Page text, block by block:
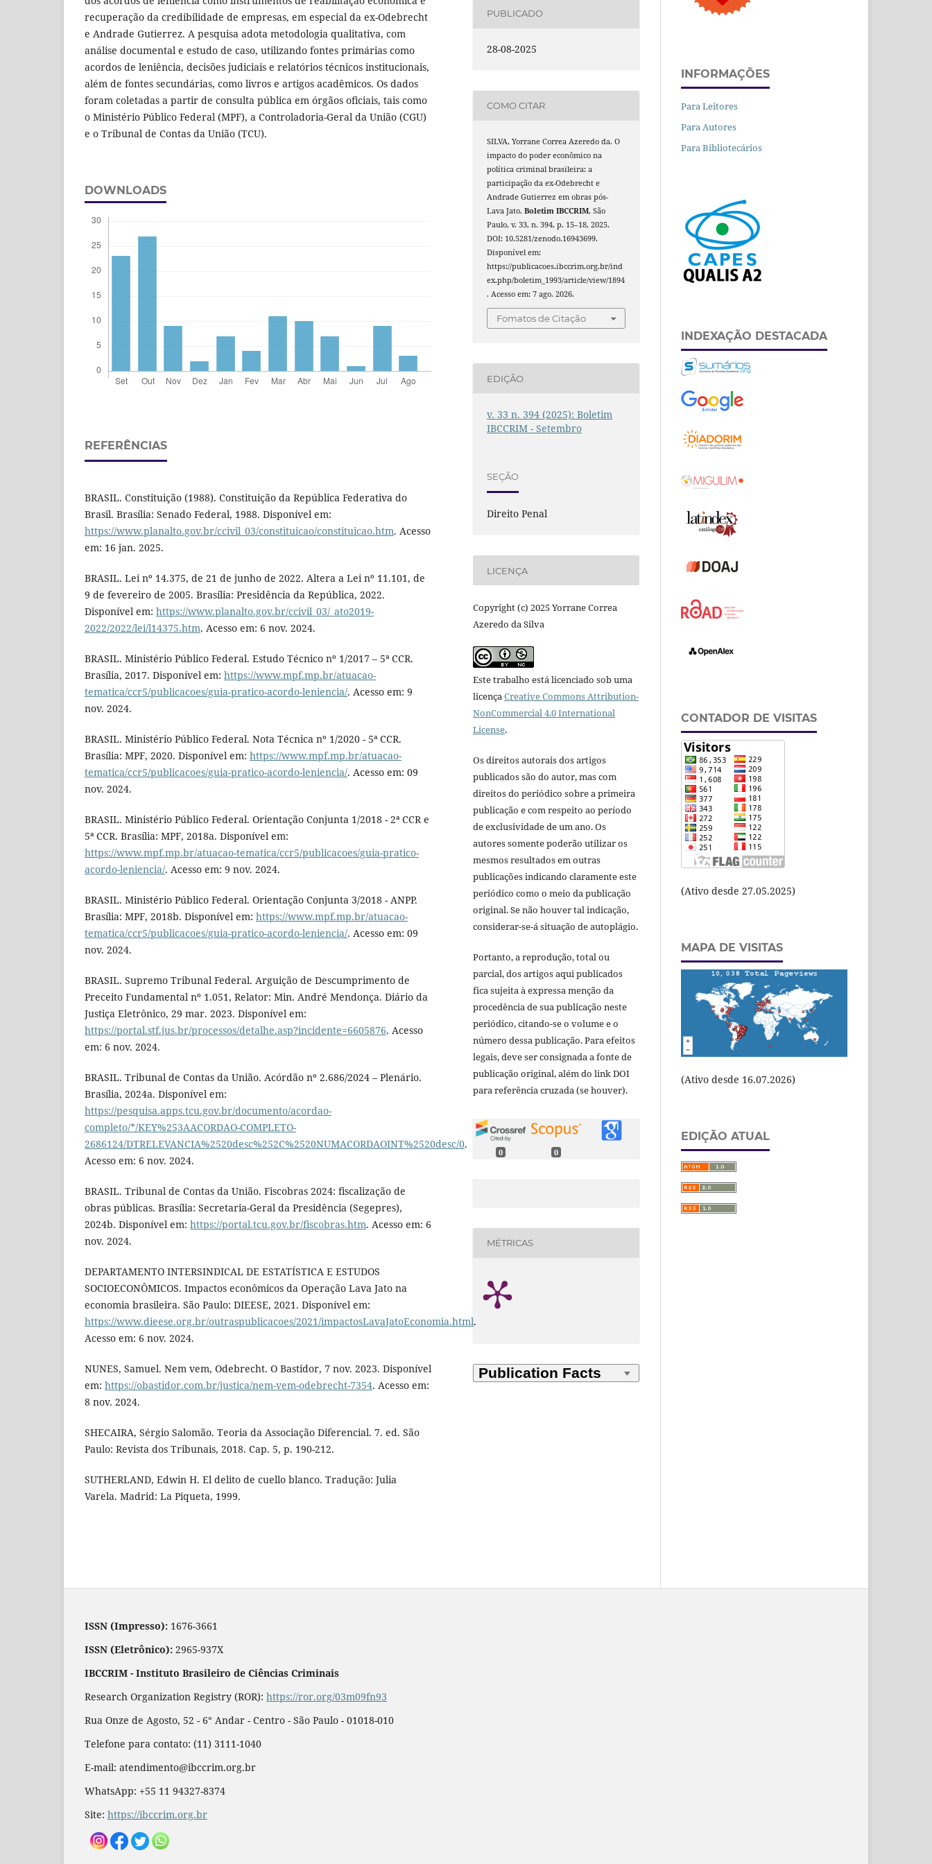
recuperação da credibilidade de empresas, em especial da ex-Odebrecht
e Andrade Gutierrez. A pesquisa adota metodologia qualitativa, com
análise documental e estudo de caso, utilizando fontes primárias como
acordos de leniência, decisões judiciais e relatórios técnicos institucionais,
além de fontes secundárias, como livros e artigos acadêmicos. Os dados
foram coletadas a partir de consulta pública em órgãos oficiais, tais como
o Ministério Público Federal (MPF), a Controladoria-Geral da União (CGU)
e o Tribunal de Contas da União (TCU).
DOWNLOADS
REFERÊNCIAS
BRASIL. Constituição (1988). Constituição da República Federativa do
Brasil. Brasília: Senado Federal, 1988. Disponível em:
https://www.planalto.gov.br/ccivil_03/constituicao/constituicao.htm. Acesso
em: 16 jan. 2025.
BRASIL. Lei nº 14.375, de 21 de junho de 2022. Altera a Lei nº 11.101, de
9 de fevereiro de 2005. Brasília: Presidência da República, 2022.
Disponível em: https://www.planalto.gov.br/ccivil_03/_ato2019-
2022/2022/lei/l14375.htm. Acesso em: 6 nov. 2024.
BRASIL. Ministério Público Federal. Estudo Técnico nº 1/2017 – 5ª CCR.
Brasília, 2017. Disponível em: https://www.mpf.mp.br/atuacao-
tematica/ccr5/publicacoes/guia-pratico-acordo-leniencia/. Acesso em: 9
nov. 2024.
BRASIL. Ministério Público Federal. Nota Técnica nº 1/2020 - 5ª CCR.
Brasília: MPF, 2020. Disponível em: https://www.mpf.mp.br/atuacao-
tematica/ccr5/publicacoes/guia-pratico-acordo-leniencia/. Acesso em: 09
nov. 2024.
BRASIL. Ministério Público Federal. Orientação Conjunta 1/2018 - 2ª CCR e
5ª CCR. Brasília: MPF, 2018a. Disponível em:
https://www.mpf.mp.br/atuacao-tematica/ccr5/publicacoes/guia-pratico-
acordo-leniencia/. Acesso em: 9 nov. 2024.
BRASIL. Ministério Público Federal. Orientação Conjunta 3/2018 - ANPP.
Brasília: MPF, 2018b. Disponível em: https://www.mpf.mp.br/atuacao-
tematica/ccr5/publicacoes/guia-pratico-acordo-leniencia/. Acesso em: 09
nov. 2024.
BRASIL. Supremo Tribunal Federal. Arguição de Descumprimento de
Preceito Fundamental nº 1.051, Relator: Min. André Mendonça. Diário da
Justiça Eletrônico, 29 mar. 2023. Disponível em:
https://portal.stf.jus.br/processos/detalhe.asp?incidente=6605876. Acesso
em: 6 nov. 2024.
BRASIL. Tribunal de Contas da União. Acórdão nº 2.686/2024 – Plenário.
Brasília, 2024a. Disponível em:
https://pesquisa.apps.tcu.gov.br/documento/acordao-
completo/*/KEY%253AACORDAO-COMPLETO-
2686124/DTRELEVANCIA%2520desc%252C%2520NUMACORDAOINT%2520desc/0.
Acesso em: 6 nov. 2024.
BRASIL. Tribunal de Contas da União. Fiscobras 2024: fiscalização de
obras públicas. Brasília: Secretaria-Geral da Presidência (Segepres),
2024b. Disponível em: https://portal.tcu.gov.br/fiscobras.htm. Acesso em: 6
nov. 2024.
DEPARTAMENTO INTERSINDICAL DE ESTATÍSTICA E ESTUDOS
SOCIOECONÔMICOS. Impactos econômicos da Operação Lava Jato na
economia brasileira. São Paulo: DIEESE, 2021. Disponível em:
https://www.dieese.org.br/outraspublicacoes/2021/impactosLavaJatoEconomia.html.
Acesso em: 6 nov. 2024.
NUNES, Samuel. Nem vem, Odebrecht. O Bastidor, 7 nov. 2023. Disponível
em: https://obastidor.com.br/justica/nem-vem-odebrecht-7354. Acesso em:
8 nov. 2024.
SHECAIRA, Sérgio Salomão. Teoria da Associação Diferencial. 7. ed. São
Paulo: Revista dos Tribunais, 2018. Cap. 5, p. 190-212.
SUTHERLAND, Edwin H. El delito de cuello blanco. Tradução: Julia
Varela. Madrid: La Piqueta, 1999.
PUBLICADO
28-08-2025
COMO CITAR
SILVA, Yorrane Correa Azeredo da. O
impacto do poder econômico na
política criminal brasileira: a
participação da ex-Odebrecht e
Andrade Gutierrez em obras pós-
Lava Jato.Boletim IBCCRIM, São
Paulo, v. 33, n. 394, p. 15–18, 2025.
DOI: 10.5281/zenodo.16943699.
Disponível em:
https://publicacoes.ibccrim.org.br/ind
ex.php/boletim_1993/article/view/1894
. Acesso em: 7 ago. 2026.
Fomatos de Citação
EDIÇÃO
v. 33 n. 394 (2025): Boletim
IBCCRIM - Setembro
SEÇÃO
Direito Penal
LICENÇA
Copyright (c) 2025 Yorrane Correa
Azeredo da Silva
Este trabalho está licenciado sob uma
licençaCreative Commons Attribution-
NonCommercial 4.0 International
License.
Os direitos autorais dos artigos
publicados são do autor, mas com
direitos do periódico sobre a primeira
publicação e com respeito ao período
de exclusividade de um ano. Os
autores somente poderão utilizar os
mesmos resultados em outras
publicações indicando claramente este
periódico como o meio da publicação
original. Se não houver tal indicação,
considerar-se-á situação de autoplágio.
Portanto, a reprodução, total ou
parcial, dos artigos aqui publicados
fica sujeita à expressa menção da
procedência de sua publicação neste
periódico, citando-se o volume e o
número dessa publicação. Para efeitos
legais, deve ser consignada a fonte de
publicação original, além do link DOI
para referência cruzada (se houver).
0 0
MÉTRICAS
INFORMAÇÕES
Para Leitores
Para Autores
Para Bibliotecários
INDEXAÇÃO DESTACADA
CONTADOR DE VISITAS
(Ativo desde 27.05.2025)
MAPA DE VISITAS
(Ativo desde 16.07.2026)
EDIÇÃO ATUAL
ISSN (Impresso): 1676-3661
ISSN (Eletrônico): 2965-937X
IBCCRIM - Instituto Brasileiro de Ciências Criminais
Research Organization Registry (ROR): https://ror.org/03m09fn93
Rua Onze de Agosto, 52 - 6° Andar - Centro - São Paulo - 01018-010
Telefone para contato: (11) 3111-1040
E-mail: atendimento@ibccrim.org.br
WhatsApp: +55 11 94327-8374
Site: https://ibccrim.org.br